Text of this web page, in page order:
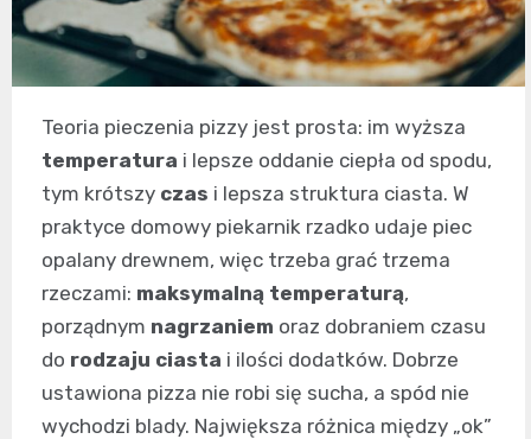
Teoria pieczenia pizzy jest prosta: im wyższa
temperatura i lepsze oddanie ciepła od spodu,
tym krótszy czas i lepsza struktura ciasta. W
praktyce domowy piekarnik rzadko udaje piec
opalany drewnem, więc trzeba grać trzema
rzeczami: maksymalną temperaturą,
porządnym nagrzaniem oraz dobraniem czasu
do rodzaju ciasta i ilości dodatków. Dobrze
ustawiona pizza nie robi się sucha, a spód nie
wychodzi blady. Największa różnica między „ok”